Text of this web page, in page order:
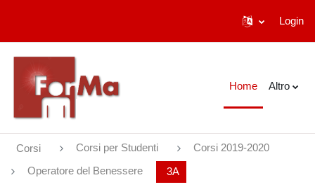
Login
Home Altro
Corsi Corsi per Studenti Corsi 2019-2020
Operatore del Benessere 3A